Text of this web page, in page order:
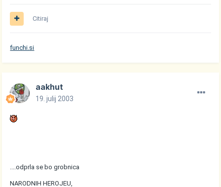
Citiraj
funchi.si
aakhut
19. julij 2003
....odprla se bo grobnica
NARODNIH HEROJEU,